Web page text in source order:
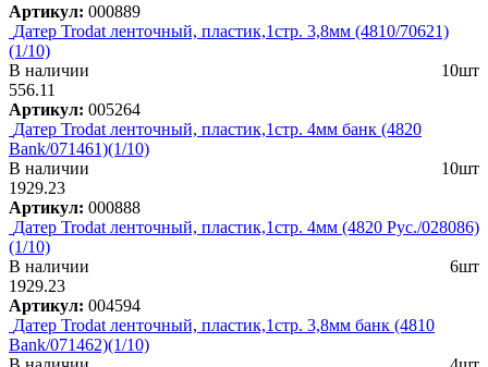
Артикул: 000889
Датер Trodat ленточный, пластик,1стр. 3,8мм (4810/70621)
(1/10)
В наличии
10шт
556.11
Артикул: 005264
Датер Trodat ленточный, пластик,1стр. 4мм банк (4820
Bank/071461)(1/10)
В наличии
10шт
1929.23
Артикул: 000888
Датер Trodat ленточный, пластик,1стр. 4мм (4820 Рус./028086)
(1/10)
В наличии
6шт
1929.23
Артикул: 004594
Датер Trodat ленточный, пластик,1стр. 3,8мм банк (4810
Bank/071462)(1/10)